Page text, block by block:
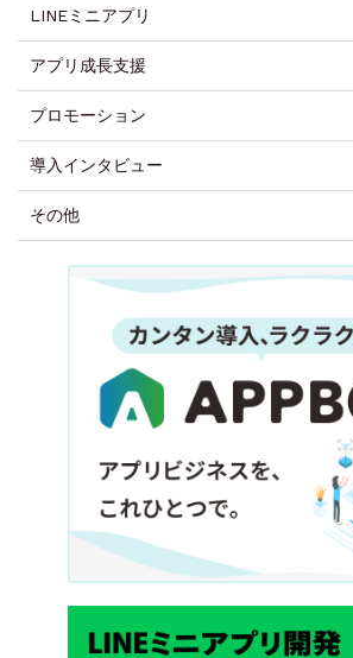
LINEミニアプリ
アプリ成長支援
プロモーション
導入インタビュー
その他